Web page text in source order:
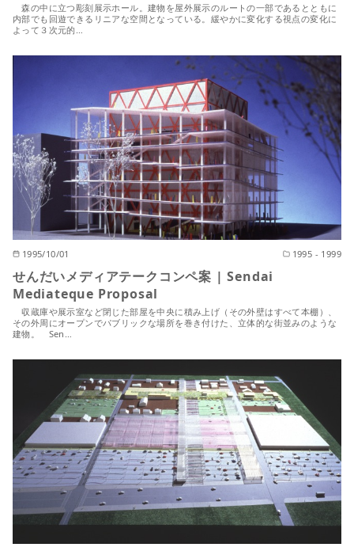
森の中に立つ彫刻展示ホール。建物を屋外展示のルートの一部であるとともに
内部でも回遊できるリニアな空間となっている。緩やかに変化する視点の変化に
よって３次元的…
1995/10/01 1995 - 1999
せんだいメディアテークコンペ案 | Sendai
Mediateque Proposal
収蔵庫や展示室など閉じた部屋を中央に積み上げ（その外壁はすべて本棚）、
その外周にオープンでパブリックな場所を巻き付けた、立体的な街並みのような
建物。 Sen…